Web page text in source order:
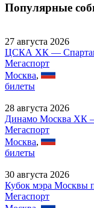
Популярные
27 августа 2026
ЦСКА ХК —
Мегаспорт
Москва,
билеты
28 августа 2026
Динамо Москва ХК
Мегаспорт
Москва,
билеты
30 августа 2026
Кубок мэра Москвы
Мегаспорт